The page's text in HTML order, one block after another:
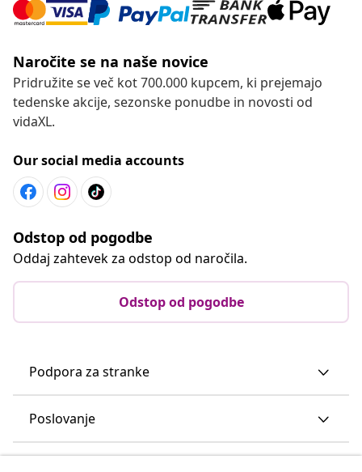
Naročite se na naše novice
Pridružite se več kot 700.000 kupcem, ki prejemajo
tedenske akcije, sezonske ponudbe in novosti od
vidaXL.
Our social media accounts
Odstop od pogodbe
Oddaj zahtevek za odstop od naročila.
Odstop od pogodbe
Podpora za stranke
Poslovanje